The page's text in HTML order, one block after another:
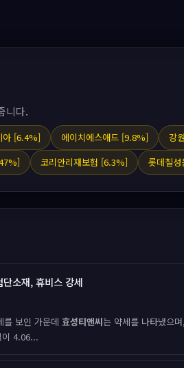
니다.
아 [6.4%] 에이치에스애드 [9.8%] 강
코리안리재보험 [6.3%] 롯데칠
단소재, 휴비스 강세
를 보인 가운데 효성티앤씨는 약세를 나타냈으
이 4.06...